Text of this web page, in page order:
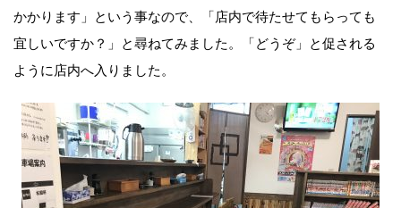
かかります」という事なので、「店内で待たせてもらっても
宜しいですか？」と尋ねてみました。「どうぞ」と促される
ように店内へ入りました。